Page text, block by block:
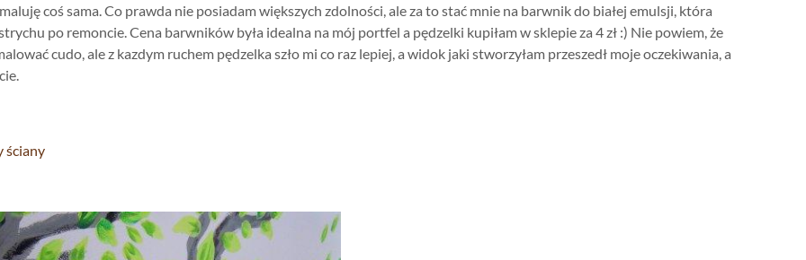
coś sama. Co prawda nie posiadam większych zdolności, ale za to stać mnie na barwnik do białej emulsji, która
po remoncie. Cena barwników była idealna na mój portfel a pędzelki kupiłam w sklepie za 4 zł :) Nie powiem, że
cudo, ale z kazdym ruchem pędzelka szło mi co raz lepiej, a widok jaki stworzyłam przeszedł moje oczekiwania, a